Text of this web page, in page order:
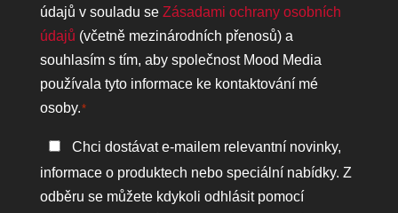
ochrany
osobních
údajů
*
údajů v souladu se Zásadami ochrany osobních
údajů (včetně mezinárodních přenosů) a
souhlasím s tím, aby společnost Mood Media
používala tyto informace ke kontaktování mé
osoby.*
Zůstaňte
v
kontaktu
Chci dostávat e-mailem relevantní novinky,
informace o produktech nebo speciální nabídky. Z
odběru se můžete kdykoli odhlásit pomocí